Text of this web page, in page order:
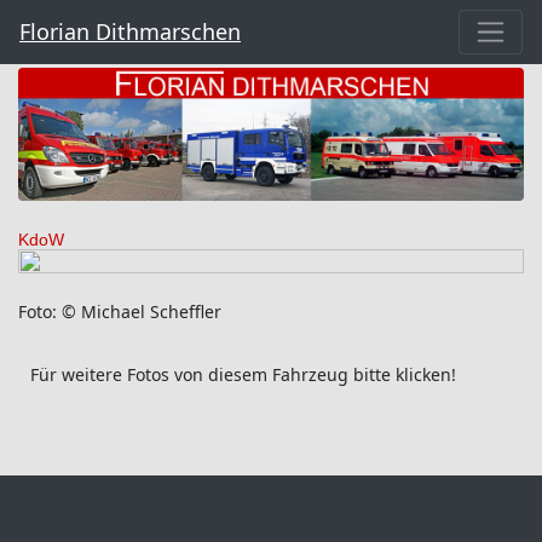
Florian Dithmarschen
KdoW
Foto: © Michael Scheffler
Für weitere Fotos von diesem Fahrzeug bitte klicken!